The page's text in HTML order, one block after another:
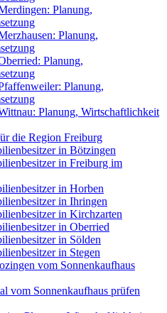
Planung,
Planung,
Planung,
Planung,
Planung, Wirtschaftlichkeit
die Region Freiburg
in Bötzingen
in Freiburg im
in Horben
in Ihringen
in Kirchzarten
in Oberried
in Sölden
in Stegen
vom Sonnenkaufhaus
vom Sonnenkaufhaus prüfen